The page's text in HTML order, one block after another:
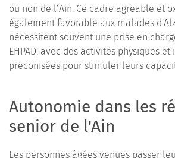
ou non de l‘Ain. Ce cadre agréable et
également favorable aux malades
nécessitent souvent une prise en
EHPAD, avec des activités physiques
préconisées pour stimuler leurs
Autonomie dans les
senior de l'Ain
Les personnes âgées venues passer